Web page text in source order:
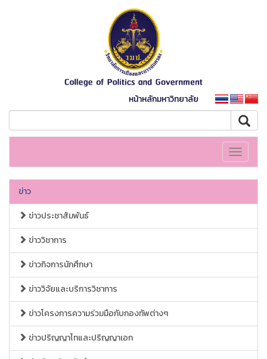
หน้าหลักมหาวิทยาลัย
Toggle
ข่าว
ข่าวประชาสัมพันธ์
ข่าววิชาการ
ข่าวกิจการนักศึกษา
ข่าววิจัยและบริการวิชาการ
ข่าวโครงการความร่วมมือกับกองทัพต่างๆ
ข่าวปริญญาโทและปริญญาเอก